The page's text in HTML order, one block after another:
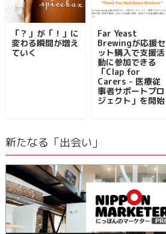
「？」が「！」に
変わる瞬間が増え
ていく
Far Yeast
Brewingが応援セ
ット購入で支援活
動に参加できる
「Clap for
Carers - 医療従
事者サポートプロ
ジェクト」を開始
新たなる「出会い」